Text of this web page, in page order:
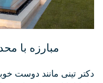
مبارزه با
دکتر تینی مانند دوست